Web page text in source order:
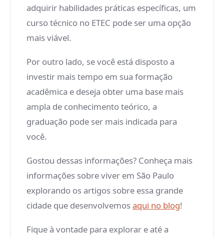
adquirir habilidades práticas específicas, um
curso técnico no ETEC pode ser uma opção
mais viável.
Por outro lado, se você está disposto a
investir mais tempo em sua formação
acadêmica e deseja obter uma base mais
ampla de conhecimento teórico, a
graduação pode ser mais indicada para
você.
Gostou dessas informações? Conheça mais
informações sobre viver em São Paulo
explorando os artigos sobre essa grande
cidade que desenvolvemosaqui no blog!
Fique à vontade para explorar e até a